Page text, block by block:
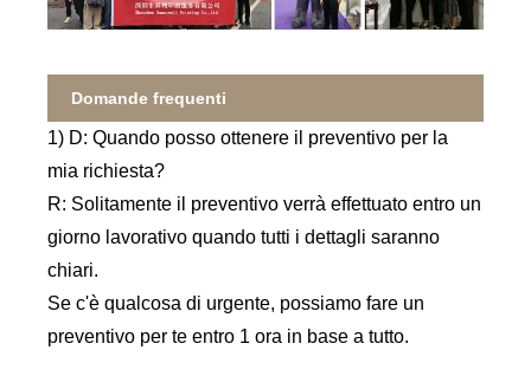
Domande frequenti
1) D: Quando posso ottenere il preventivo per la
mia richiesta?
R: Solitamente il preventivo verrà effettuato entro un
giorno lavorativo quando tutti i dettagli saranno
chiari.
Se c'è qualcosa di urgente, possiamo fare un
preventivo per te entro 1 ora in base a tutto.